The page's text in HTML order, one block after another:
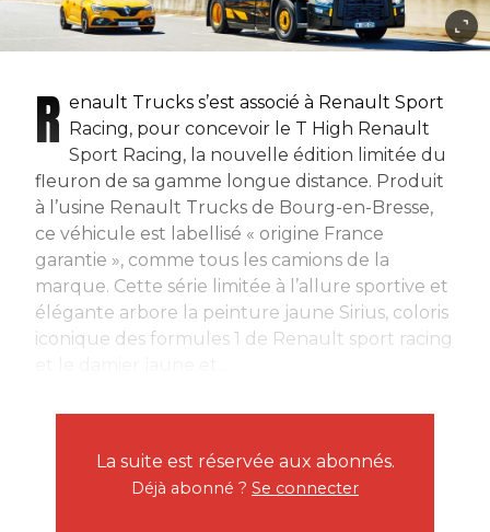
R enault Trucks s’est associé à Renault Sport
Racing, pour concevoir le T High Renault
Sport Racing, la nouvelle édition limitée du
fleuron de sa gamme longue distance. Produit
à l’usine Renault Trucks de Bourg-en-Bresse,
ce véhicule est labellisé « origine France
garantie », comme tous les camions de la
marque. Cette série limitée à l’allure sportive et
élégante arbore la peinture jaune Sirius, coloris
iconique des formules 1 de Renault sport racing
La suite est réservée aux abonnés.
Déjà abonné ? Se connecter